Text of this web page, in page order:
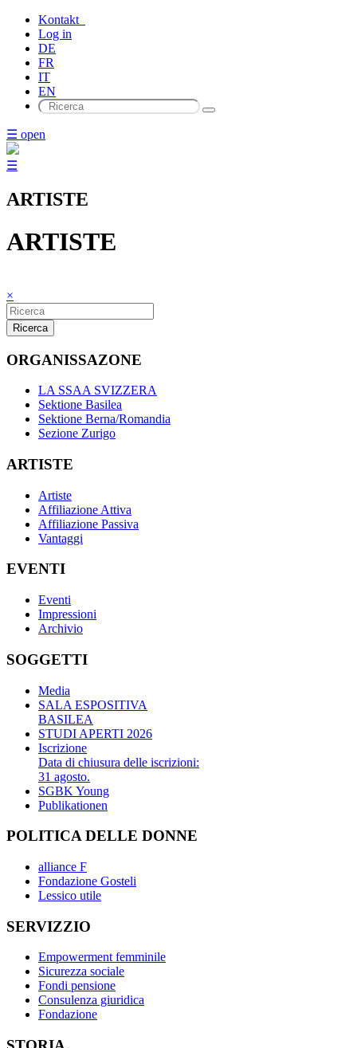
Kontakt
Log in
DE
FR
IT
EN
☰ open
☰
ARTISTE
ARTISTE
×
Ricerca
ORGANISSAZONE
LA SSAA SVIZZERA
Sektione Basilea
Sektione Berna/Romandia
Sezione Zurigo
ARTISTE
Artiste
Affiliazione Attiva
Affiliazione Passiva
Vantaggi
EVENTI
Eventi
Impressioni
Archivio
SOGGETTI
Media
SALA ESPOSITIVA
BASILEA
STUDI APERTI 2026
Iscrizione
Data di chiusura delle iscrizioni:
31 agosto.
SGBK Young
Publikationen
POLITICA DELLE DONNE
alliance F
Fondazione Gosteli
Lessico utile
SERVIZZIO
Empowerment femminile
Sicurezza sociale
Fondi pensione
Consulenza giuridica
Fondazione